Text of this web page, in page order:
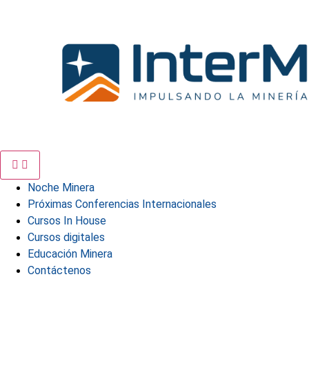
Noche Minera
Próximas Conferencias Internacionales
Cursos In House
Cursos digitales
Educación Minera
Contáctenos